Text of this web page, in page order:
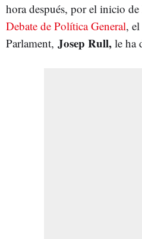
hora después, por el inicio
Debate de Política General,
Parlament, Josep Rull, le ha